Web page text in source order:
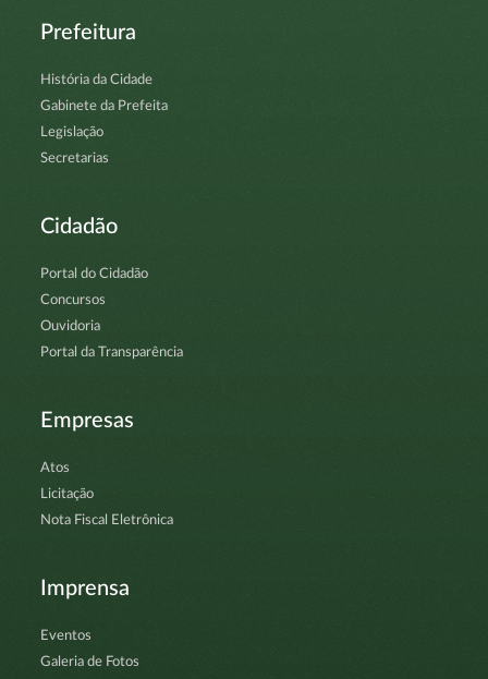
Prefeitura
História da Cidade
Gabinete da Prefeita
Legislação
Secretarias
Cidadão
Portal do Cidadão
Concursos
Ouvidoria
Portal da Transparência
Empresas
Atos
Licitação
Nota Fiscal Eletrônica
Imprensa
Eventos
Galeria de Fotos